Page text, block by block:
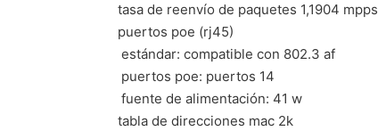
tasa de reenvío de paquetes 1,1904 mpps
puertos poe (rj45)
 estándar: compatible con 802.3 af
 puertos poe: puertos 14
 fuente de alimentación: 41 w
tabla de direcciones mac 2k